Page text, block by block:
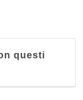
questi